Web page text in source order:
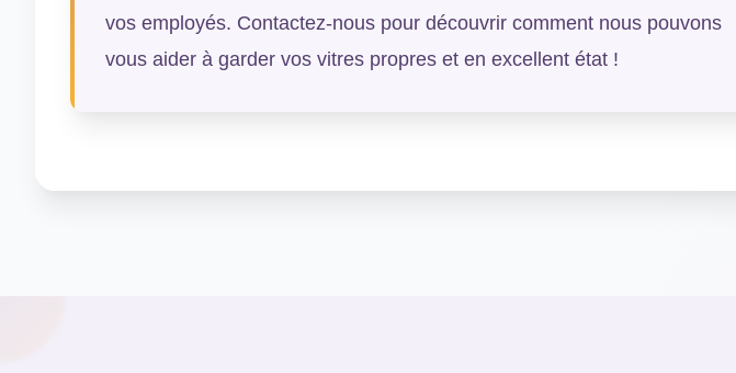
vos employés. Contactez-nous pour découvrir comment nous pouvons
vous aider à garder vos vitres propres et en excellent état !